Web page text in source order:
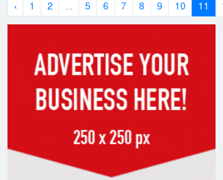
‹ 1 2 ... 5 6 7 8 9 10 11